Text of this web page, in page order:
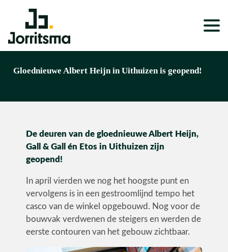
Expertises
Nieuws
Werken bij
Utiliteit
Gloednieuwe Albert Heijn in Uithuizen is geopend!
De deuren van de gloednieuwe Albert Heijn,
Gall & Gall én Etos in Uithuizen zijn
geopend!
In april vierden we nog het hoogste punt en
vervolgens is in een gestroomlijnd tempo het
casco van de winkel opgebouwd. Nog voor de
bouwvak verdwenen de steigers en werden de
eerste contouren van het gebouw zichtbaar.